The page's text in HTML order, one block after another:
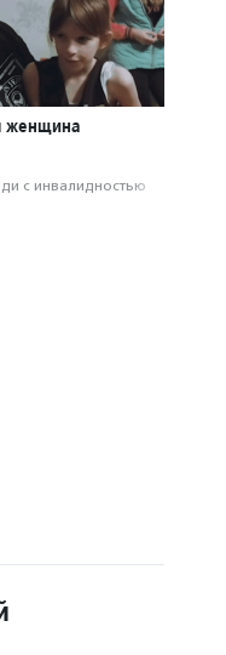
женщина
с инвалидностью